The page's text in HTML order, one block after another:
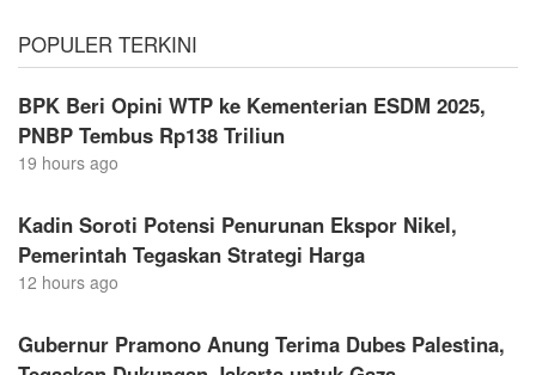
POPULER TERKINI
BPK Beri Opini WTP ke Kementerian ESDM 2025,
PNBP Tembus Rp138 Triliun
19 hours ago
Kadin Soroti Potensi Penurunan Ekspor Nikel,
Pemerintah Tegaskan Strategi Harga
12 hours ago
Gubernur Pramono Anung Terima Dubes Palestina,